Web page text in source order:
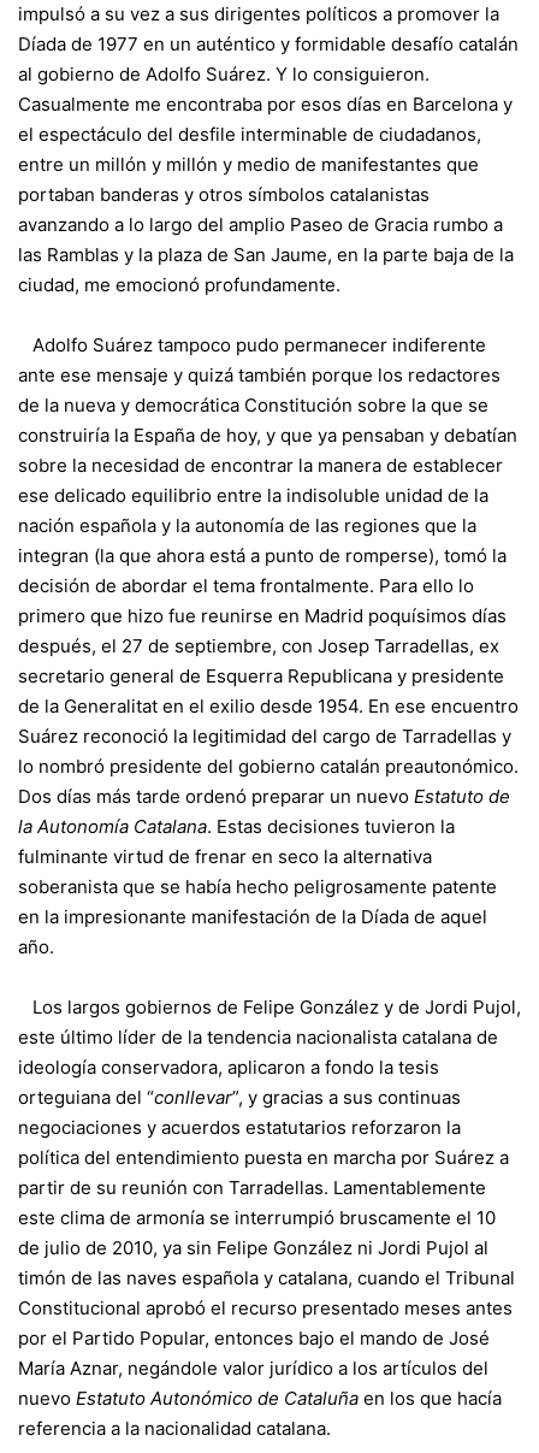
impulsó a su vez a sus dirigentes políticos a promover la
Díada de 1977 en un auténtico y formidable desafío catalán
al gobierno de Adolfo Suárez. Y lo consiguieron.
Casualmente me encontraba por esos días en Barcelona y
el espectáculo del desfile interminable de ciudadanos,
entre un millón y millón y medio de manifestantes que
portaban banderas y otros símbolos catalanistas
avanzando a lo largo del amplio Paseo de Gracia rumbo a
las Ramblas y la plaza de San Jaume, en la parte baja de la
ciudad, me emocionó profundamente.
Adolfo Suárez tampoco pudo permanecer indiferente
ante ese mensaje y quizá también porque los redactores
de la nueva y democrática Constitución sobre la que se
construiría la España de hoy, y que ya pensaban y debatían
sobre la necesidad de encontrar la manera de establecer
ese delicado equilibrio entre la indisoluble unidad de la
nación española y la autonomía de las regiones que la
integran (la que ahora está a punto de romperse), tomó la
decisión de abordar el tema frontalmente. Para ello lo
primero que hizo fue reunirse en Madrid poquísimos días
después, el 27 de septiembre, con Josep Tarradellas, ex
secretario general de Esquerra Republicana y presidente
de la Generalitat en el exilio desde 1954. En ese encuentro
Suárez reconoció la legitimidad del cargo de Tarradellas y
lo nombró presidente del gobierno catalán preautonómico.
Dos días más tarde ordenó preparar un nuevo Estatuto de
la Autonomía Catalana. Estas decisiones tuvieron la
fulminante virtud de frenar en seco la alternativa
soberanista que se había hecho peligrosamente patente
en la impresionante manifestación de la Díada de aquel
año.
Los largos gobiernos de Felipe González y de Jordi Pujol,
este último líder de la tendencia nacionalista catalana de
ideología conservadora, aplicaron a fondo la tesis
orteguiana del “conllevar”, y gracias a sus continuas
negociaciones y acuerdos estatutarios reforzaron la
política del entendimiento puesta en marcha por Suárez a
partir de su reunión con Tarradellas. Lamentablemente
este clima de armonía se interrumpió bruscamente el 10
de julio de 2010, ya sin Felipe González ni Jordi Pujol al
timón de las naves española y catalana, cuando el Tribunal
Constitucional aprobó el recurso presentado meses antes
por el Partido Popular, entonces bajo el mando de José
María Aznar, negándole valor jurídico a los artículos del
nuevo Estatuto Autonómico de Cataluña en los que hacía
referencia a la nacionalidad catalana.